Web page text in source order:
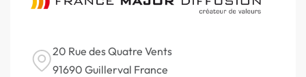
20 Rue des Quatre Vents
91690 Guillerval France